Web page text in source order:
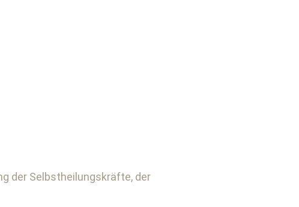
der Selbstheilungskräfte, der